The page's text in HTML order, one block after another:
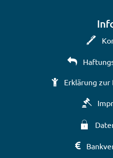
Erklärung